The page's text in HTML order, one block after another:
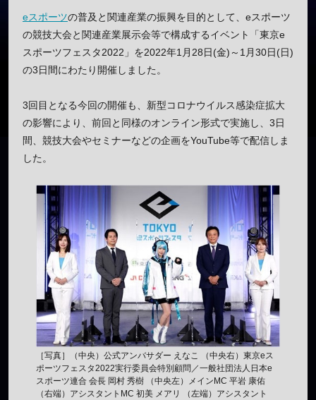
eスポーツの普及と関連産業の振興を目的として、eスポーツ
の競技大会と関連産業展示会等で構成するイベント「東京e
スポーツフェスタ2022」を2022年1月28日(金)～1月30日(日)
の3日間にわたり開催しました。
3回目となる今回の開催も、新型コロナウイルス感染症拡大
の影響により、前回と同様のオンライン形式で実施し、3日
間、競技大会やセミナーなどの企画をYouTube等で配信しま
した。
［写真］（中央）公式アンバサダー えなこ （中央右）東京eス
ポーツフェスタ2022実行委員会特別顧問／一般社団法人日本e
スポーツ連合 会長 岡村 秀樹 （中央左）メインMC 平岩 康佑
（右端）アシスタントMC 初美 メアリ （左端）アシスタント